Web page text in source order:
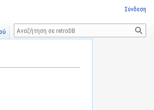
Σύνδεση
Αναζήτηση